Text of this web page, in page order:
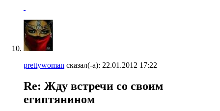
prettywoman сказал(-а): 22.01.2012 17:22
Re: Жду встречи со своим
египтянином